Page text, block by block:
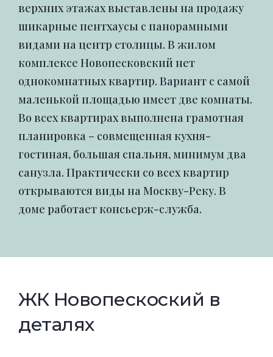
верхних этажах выставлены на продажу
шикарные пентхаусы с панорамными
видами на центр столицы. В жилом
комплексе Новопесковский нет
однокомнатных квартир. Вариант с самой
маленькой площадью имеет две комнаты.
Во всех квартирах выполнена грамотная
планировка – совмещенная кухня-
гостиная, большая спальня, минимум два
санузла. Практически со всех квартир
открываются виды на Москву-Реку. В
доме работает консьерж-служба.
ЖК Новопескоский в
деталях